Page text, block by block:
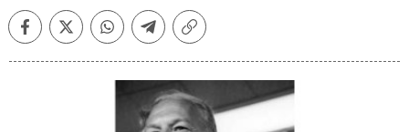
FacebookTwitterWhatsappTelegramCopiar